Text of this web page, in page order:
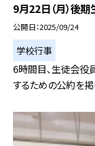
9月22日（月）後
公開日 2025/09/24
学校行事
6時間目、生徒会役
するための公約を掲